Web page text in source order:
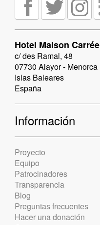
Hotel Maison Carrée
c/ des Ramal, 48
07730 Alayor - Menorca
Islas Baleares
España
Información
Proyecto
Equipo
Patrocinadores
Transparencia
Blog
Preguntas frecuentes
Hacer una donación